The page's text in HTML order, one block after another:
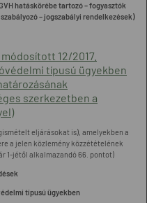
hatáskörébe tartozó – fogyasztók
– jogszabályi rendelkezések)
12/2017.
típusú ügyekben
szerkezetben a
eljárásokat is), amelyekben a
a jelen közlemény közzétételének
1-jétől alkalmazandó 66. pontot)
típusú ügyekben